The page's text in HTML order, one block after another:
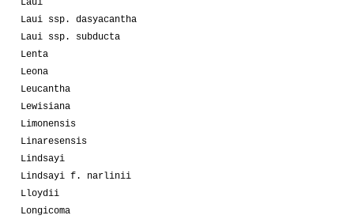
Laui ssp. dasyacantha
Laui ssp. subducta
Lenta
Leona
Leucantha
Lewisiana
Limonensis
Linaresensis
Lindsayi
Lindsayi f. narlinii
Lloydii
Longicoma